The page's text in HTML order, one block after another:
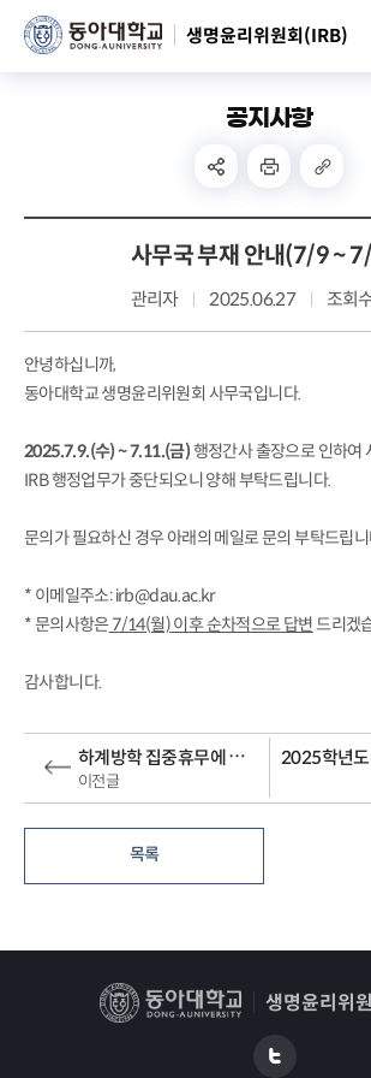
생명윤리위원회(IRB)
공지사항
사무국 부재 안내(7/9 ~
관리자 2025.06.27 조회
안녕하십니까,
동아대학교 생명윤리위원회 사무국입니다.
2025.7.9.(수) ~ 7.11.(금)행정간사 출장으로 인하여
IRB 행정업무가 중단되오니 양해 부탁드립니다.
문의가 필요하신 경우 아래의 메일로 문의 부탁드립
* 이메일주소: irb@dau.ac.kr
* 문의사항은7/14(월) 이후 순차적으로 답변드리겠
감사합니다.
이전글
하계방학 집중휴무에 따른 사무국 부재 안내(7.28 ~ 8.1)
목록
생명윤리위